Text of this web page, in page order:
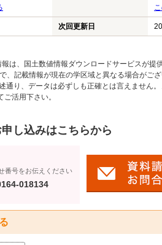
次回更新日
は、国土数値情報ダウンロードサービスが提
記載情報が現在の学区域と異なる場合がござ
通り、データは必ずしも正確とは言えません
活用下さい。
し込みはこちらから
番号をお伝えください
018134